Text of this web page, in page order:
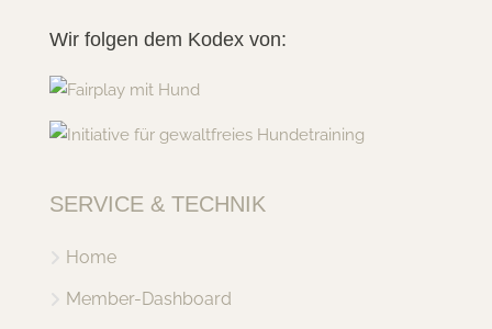
Wir folgen dem Kodex von:
SERVICE & TECHNIK
Home
Member-Dashboard